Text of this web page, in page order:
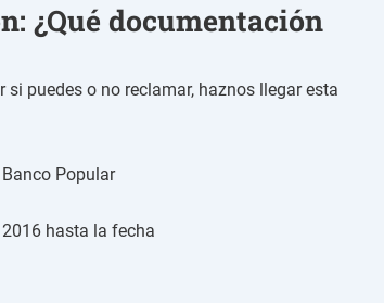
¿Qué documentación
puedes o no reclamar, haznos llegar esta
Popular
hasta la fecha